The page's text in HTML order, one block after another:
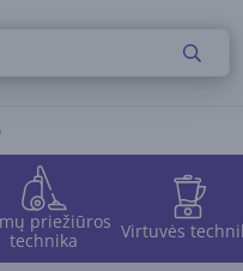
priežiūros
technika
Virtuvės